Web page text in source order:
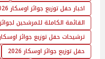
اخبار حفل توزيع جوائز اوسكار 2026
القائمة الكاملة للمرشحين لجوائز
ترشيحات حفل توزيع جوائز اوسكار 2026
حفل توزيع جوائز اوسكار 2026